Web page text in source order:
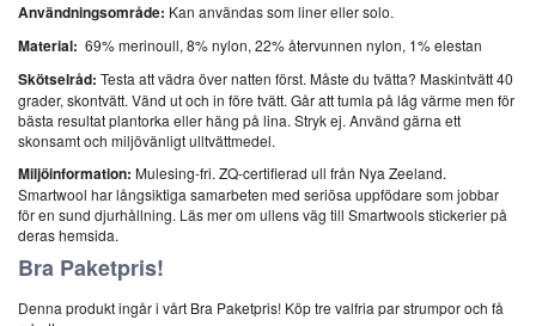
Användningsområde: Kan användas som liner eller solo.
Material: 69% merinoull, 8% nylon, 22% återvunnen nylon, 1% elestan
Skötselråd: Testa att vädra över natten först. Måste du tvätta? Maskintvätt 40
grader, skontvätt. Vänd ut och in före tvätt. Går att tumla på låg värme men för
bästa resultat plantorka eller häng på lina. Stryk ej. Använd gärna ett
skonsamt och miljövänligt ulltvättmedel.
Miljöinformation: Mulesing-fri. ZQ-certifierad ull från Nya Zeeland.
Smartwool har långsiktiga samarbeten med seriösa uppfödare som jobbar
för en sund djurhållning. Läs mer om ullens väg till Smartwools stickerier på
deras hemsida.
Bra Paketpris!
Denna produkt ingår i vårt Bra Paketpris! Köp tre valfria par strumpor och få